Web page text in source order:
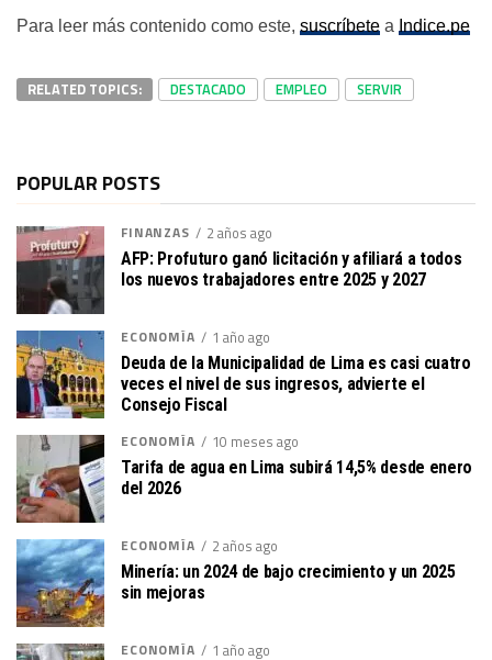
Para leer más contenido como este, suscríbete a Indice.pe
RELATED TOPICS: DESTACADO EMPLEO SERVIR
POPULAR POSTS
FINANZAS 2 años ago
AFP: Profuturo ganó licitación y afiliará a todos
los nuevos trabajadores entre 2025 y 2027
ECONOMÍA 1 año ago
Deuda de la Municipalidad de Lima es casi cuatro
veces el nivel de sus ingresos, advierte el
Consejo Fiscal
ECONOMÍA
10 meses ago
Tarifa de agua en Lima subirá 14,5% desde enero
del 2026
ECONOMÍA 2 años ago
Minería: un 2024 de bajo crecimiento y un 2025
sin mejoras
ECONOMÍA 1 año ago